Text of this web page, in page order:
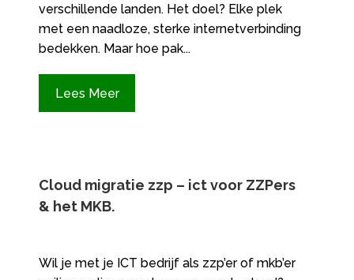
verschillende landen. Het doel? Elke plek
met een naadloze, sterke internetverbinding
bedekken. Maar hoe pak...
Lees Meer
Cloud migratie zzp – ict voor ZZPers
& het MKB.​
Wil je met je ICT bedrijf als zzp’er of mkb’er